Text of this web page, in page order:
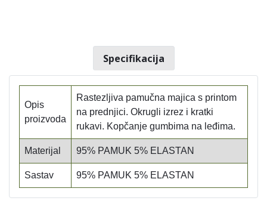
Specifikacija
Opis
proizvoda
Rastezljiva pamučna majica s printom
na prednjici. Okrugli izrez i kratki
rukavi. Kopčanje gumbima na leđima.
Materijal 95% PAMUK 5% ELASTAN
Sastav 95% PAMUK 5% ELASTAN